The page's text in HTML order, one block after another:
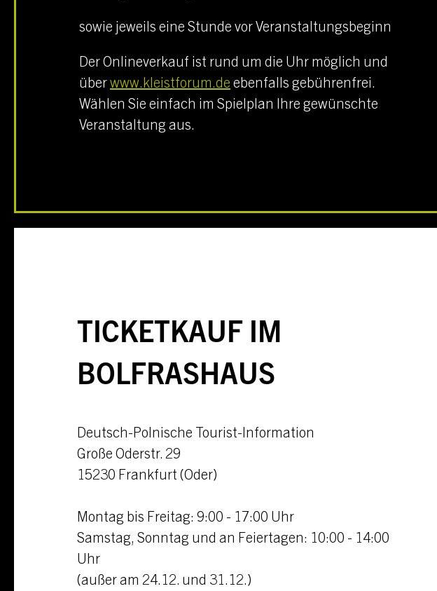
sowie jeweils eine Stunde vor Veranstaltungsbeginn
Der Onlineverkauf ist rund um die Uhr möglich und
überwww.kleistforum.de ebenfalls gebührenfrei.
Wählen Sie einfach im Spielplan Ihre gewünschte
Veranstaltung aus.
TICKETKAUF IM
BOLFRASHAUS
Deutsch-Polnische Tourist-Information
Große Oderstr. 29
15230 Frankfurt (Oder)
Montag bis Freitag: 9:00 - 17:00 Uhr
Samstag, Sonntag und an Feiertagen: 10:00 - 14:00
Uhr
(außer am 24.12. und 31.12.)